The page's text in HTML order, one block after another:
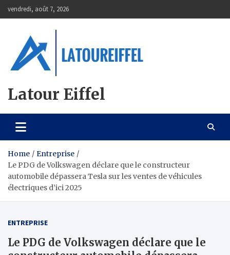
to
vendredi, août 7, 2026
Latour Eiffel
Home
Entreprise
Le PDG de Volkswagen déclare que le constructeur
automobile dépassera Tesla sur les ventes de véhicules
électriques d’ici 2025
ENTREPRISE
Le PDG de Volkswagen déclare que le